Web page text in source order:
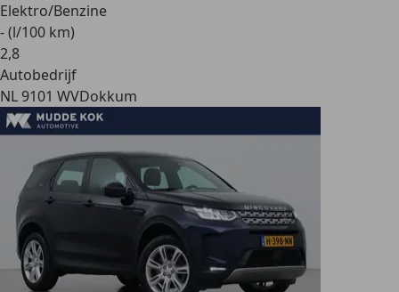
Elektro/Benzine
- (l/100 km)
2,8
Autobedrijf
NL 9101 WVDokkum